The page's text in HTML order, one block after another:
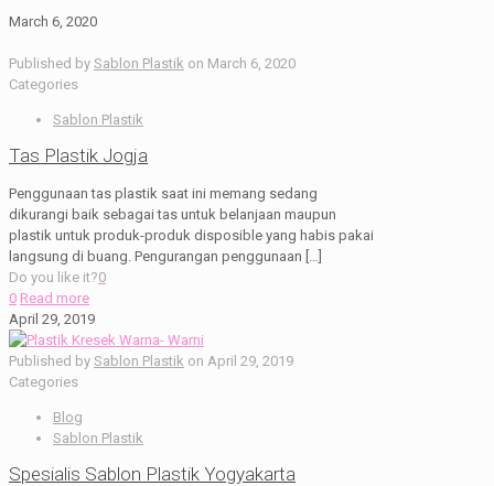
March 6, 2020
Published by Sablon Plastik on March 6, 2020
Categories
Sablon Plastik
Tas Plastik Jogja
Penggunaan tas plastik saat ini memang sedang
dikurangi baik sebagai tas untuk belanjaan maupun
plastik untuk produk-produk disposible yang habis pakai
langsung di buang. Pengurangan penggunaan […]
Do you like it?0
0 Read more
April 29, 2019
Published by Sablon Plastik on April 29, 2019
Categories
Blog
Sablon Plastik
Spesialis Sablon Plastik Yogyakarta